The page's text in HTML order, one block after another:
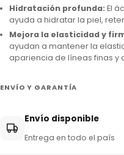
y
+
5
5
Hidratación profunda: El
ayuda a hidratar la piel,
Mejora la elasticidad y
ayudan a mantener la
apariencia de líneas finas y
ENVÍO Y GARANTÍA
Envío disponible
Entrega en todo el país